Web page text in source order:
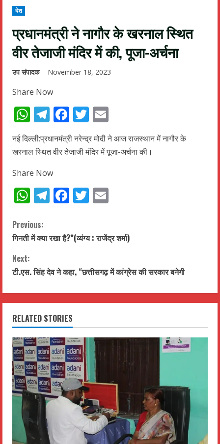
देश
प्रधानमंत्री ने नागौर के खरनाल स्थित
वीर तेजाजी मंदिर में की, पूजा-अर्चना
उप संपादक November 18, 2023
Share Now
WhatsApp
Telegram
Facebook
Twitter
नई दिल्ली:प्रधानमंत्री नरेन्द्र मोदी ने आज राजस्थान में नागौर के
खरनाल स्थित वीर तेजाजी मंदिर में पूजा-अर्चना की।
Share Now
WhatsApp
Telegram
Facebook
Twitter
C
o
n
t
i
n
u
e
R
a
Previous:
गिनती में क्या रखा है?*(व्यंग्य : राजेंद्र शर्मा)
Next:
टी.एस. सिंह देव ने कहा, “छत्तीसगढ़ में कांग्रेस की सरकार बनेगी
RELATED STORIES